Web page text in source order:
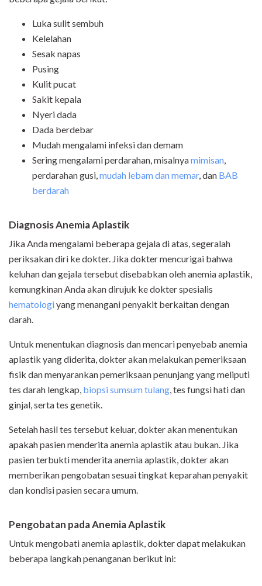
Luka sulit sembuh
Kelelahan
Sesak napas
Pusing
Kulit pucat
Sakit kepala
Nyeri dada
Dada berdebar
Mudah mengalami infeksi dan demam
Sering mengalami perdarahan, misalnyamimisan,
perdarahan gusi,mudah lebam dan memar, dan BAB
berdarah
Diagnosis Anemia Aplastik
Jika Anda mengalami beberapa gejala di atas, segeralah
periksakan diri ke dokter. Jika dokter mencurigai bahwa
keluhan dan gejala tersebut disebabkan oleh anemia aplastik,
kemungkinan Anda akan dirujuk ke dokter spesialis
hematologiyang menangani penyakit berkaitan dengan
darah.
Untuk menentukan diagnosis dan mencari penyebab anemia
aplastik yang diderita, dokter akan melakukan pemeriksaan
fisik dan menyarankan pemeriksaan penunjang yang meliputi
tes darah lengkap, biopsi sumsum tulang, tes fungsi hati dan
ginjal, serta tes genetik.
Setelah hasil tes tersebut keluar, dokter akan menentukan
apakah pasien menderita anemia aplastik atau bukan. Jika
pasien terbukti menderita anemia aplastik, dokter akan
memberikan pengobatan sesuai tingkat keparahan penyakit
dan kondisi pasien secara umum.
Pengobatan pada Anemia Aplastik
Untuk mengobati anemia aplastik, dokter dapat melakukan
beberapa langkah penanganan berikut ini: